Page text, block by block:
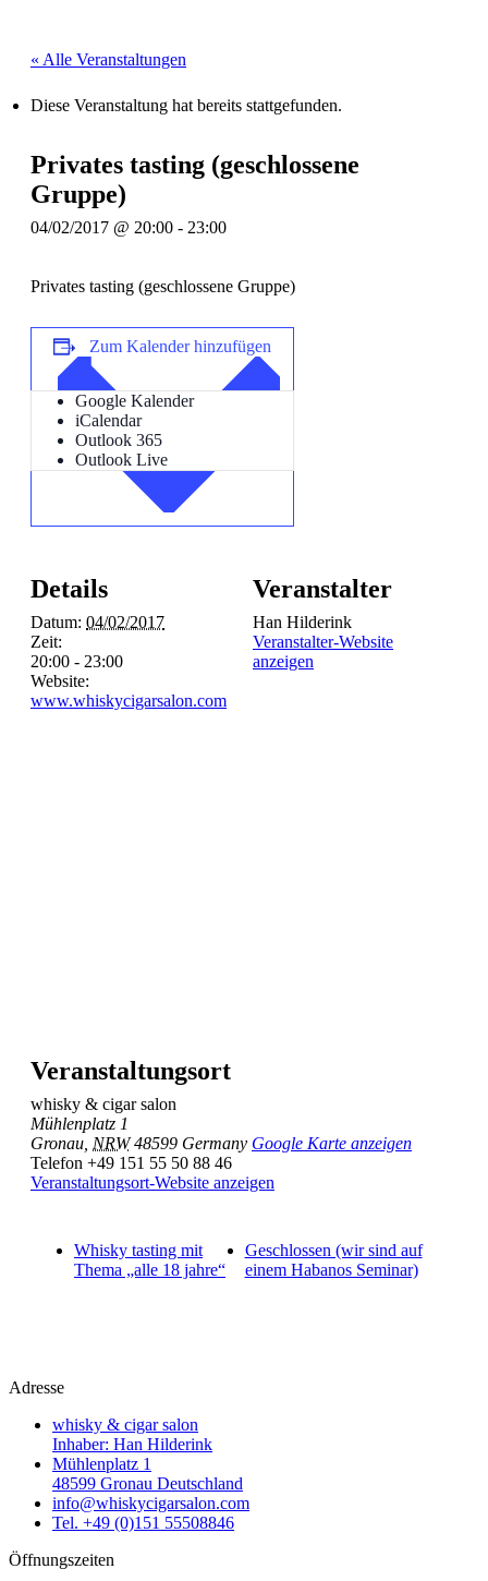
« Alle Veranstaltungen
Diese Veranstaltung hat bereits stattgefunden.
Privates tasting (geschlossene
Gruppe)
04/02/2017 @ 20:00 - 23:00
Privates tasting (geschlossene Gruppe)
Zum Kalender hinzufügen
Google Kalender
iCalendar
Outlook 365
Outlook Live
Details
Datum: 04/02/2017
Zeit:
20:00 - 23:00
Website:
www.whiskycigarsalon.com
Veranstalter
Han Hilderink
Veranstalter-Website
anzeigen
Veranstaltungsort
whisky & cigar salon
Mühlenplatz 1
Gronau NRW 48599 Germany Google Karte anzeigen
Telefon +49 151 55 50 88 46
Veranstaltungsort-Website anzeigen
Whisky tasting mit
Thema „alle 18 jahre“
Geschlossen (wir sind auf
einem Habanos Seminar)
Adresse
whisky & cigar salon
Inhaber: Han Hilderink
Mühlenplatz 1
48599 Gronau Deutschland
info@whiskycigarsalon.com
Tel. +49 (0)151 55508846
Öffnungszeiten